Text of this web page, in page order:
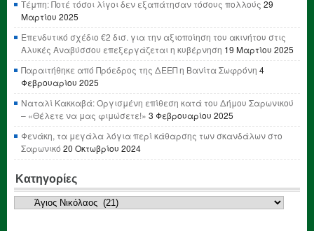
Τέμπη: Ποτέ τόσοι λίγοι δεν εξαπάτησαν τόσους πολλούς 29
Μαρτίου 2025
Επενδυτικό σχέδιο €2 δισ. για την αξιοποίηση του ακινήτου στις
Αλυκές Αναβύσσου επεξεργάζεται η κυβέρνηση 19 Μαρτίου 2025
Παραιτήθηκε από Πρόεδρος της ΔΕΕΠ η Βανίτα Σωφρόνη 4
Φεβρουαρίου 2025
Ναταλί Κακκαβά: Οργισμένη επίθεση κατά του Δήμου Σαρωνικού
– «Θέλετε να μας φιμώσετε!» 3 Φεβρουαρίου 2025
Φενάκη, τα μεγάλα λόγια περί κάθαρσης των σκανδάλων στο
Σαρωνικό 20 Οκτωβρίου 2024
Κατηγορίες
Κατηγορίες